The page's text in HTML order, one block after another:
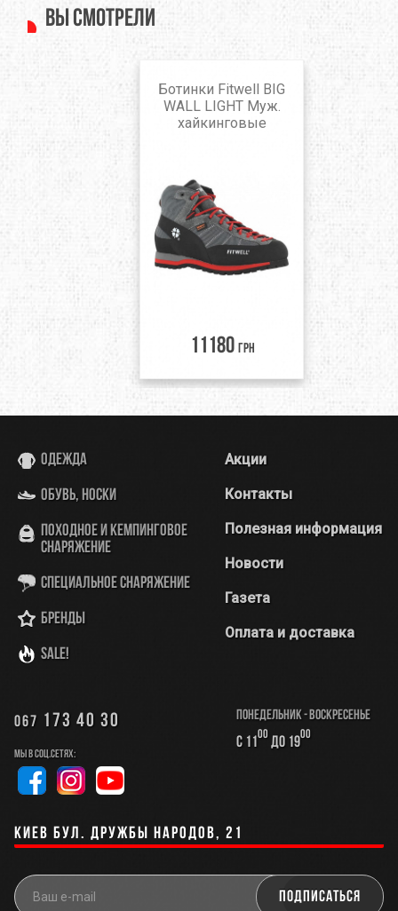
Вы смотрели
Ботинки Fitwell BIG
WALL LIGHT Муж.
хайкинговые
11180 грн
Одежда
Обувь, носки
Походное и кемпинговое
снаряжение
Специальное снаряжение
Бренды
SALE!
Акции
Контакты
Полезная информация
Новости
Газета
Оплата и доставка
067 173 40 30
Мы в соц.сетях:
Понедельник - Воскресенье
с 1100 до 1900
Киев бул. Дружбы Народов, 21